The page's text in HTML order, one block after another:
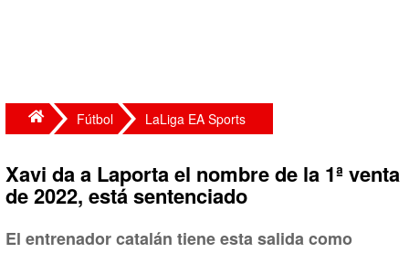
Fútbol LaLiga EA Sports
Xavi da a Laporta el nombre de la 1ª venta
de 2022, está sentenciado
El entrenador catalán tiene esta salida como